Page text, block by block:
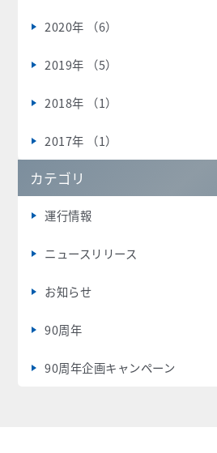
2020年 （6）
2019年 （5）
2018年 （1）
2017年 （1）
カテゴリ
運行情報
ニュースリリース
お知らせ
90周年
90周年企画キャンペーン